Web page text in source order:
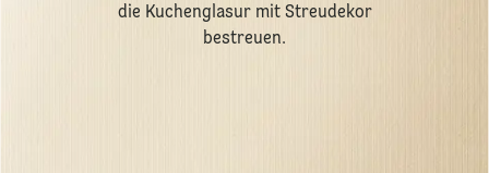
die Kuchenglasur mit Streudekor
bestreuen.